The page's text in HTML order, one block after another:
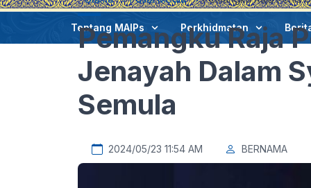
Tentang MAIPs Perkhidmatan
Pemangku Raja
Jenayah Dalam
Semula
2024/05/23 11:54 AM BERNAMA